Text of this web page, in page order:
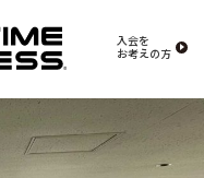
入会を
お考えの方